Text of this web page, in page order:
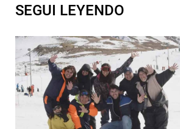
SEGUI LEYENDO